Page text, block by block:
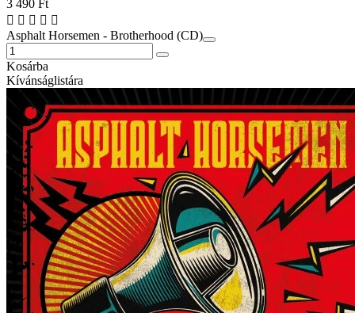
3 490 Ft
Asphalt Horsemen - Brotherhood (CD)
Kosárba
Kívánságlistára